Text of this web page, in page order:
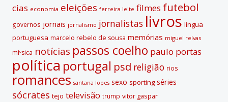
cias economia eleições ferreira leite filmes futebol
governos jornais jornalismo jornalistas livros lí­ngua
portuguesa marcelo rebelo de sousa memórias miguel relvas
míºsica notí­cias passos coelho paulo portas
polí­tica portugal psd religião rios
romances santana lopes sexo sporting séries
sócrates tejo televisão trump vitor gaspar